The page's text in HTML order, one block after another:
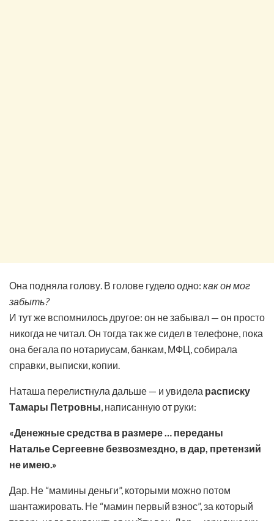
Она подняла голову. В голове гудело одно: как он мог
забыть?
И тут же вспомнилось другое: он не забывал — он просто
никогда не читал. Он тогда так же сидел в телефоне, пока
она бегала по нотариусам, банкам, МФЦ, собирала
справки, выписки, копии.
Наташа перелистнула дальше — и увидела расписку
Тамары Петровны, написанную от руки:
«Денежные средства в размере … переданы
Наталье Сергеевне безвозмездно, в дар, претензий
не имею.»
Дар. Не “мамины деньги”, которыми можно потом
шантажировать. Не “мамин первый взнос”, за который